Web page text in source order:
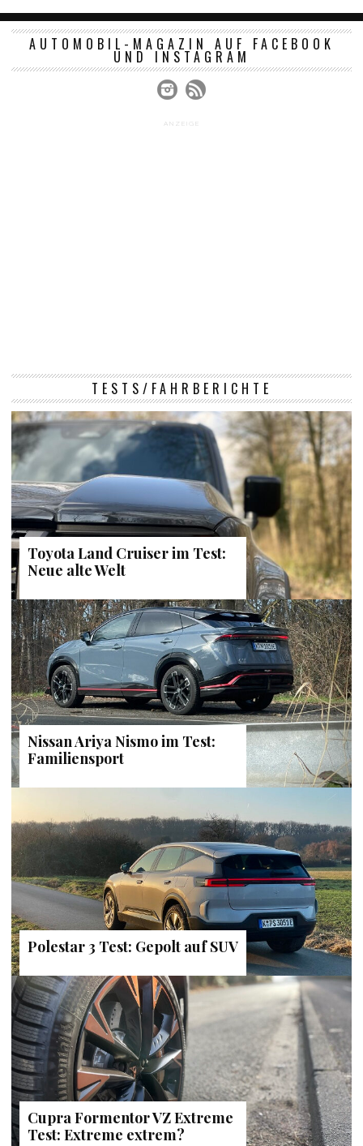
AUTOMOBIL-MAGAZIN AUF FACEBOOK
UND INSTAGRAM
ANZEIGE
TESTS/FAHRBERICHTE
Toyota Land Cruiser im Test:
Neue alte Welt
Nissan Ariya Nismo im Test:
Familiensport
Polestar 3 Test: Gepolt auf SUV
Cupra Formentor VZ Extreme
Test: Extreme extrem?